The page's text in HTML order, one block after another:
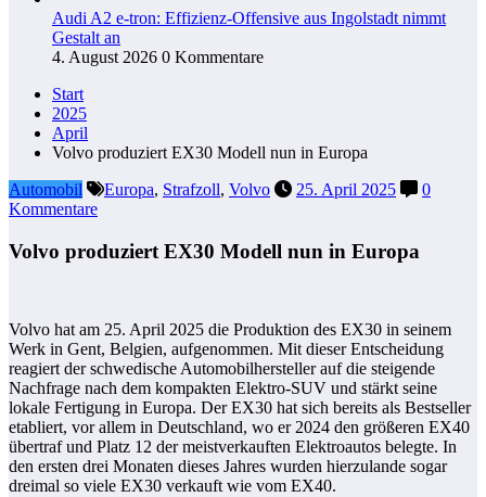
Audi A2 e-tron: Effizienz-Offensive aus Ingolstadt nimmt
Gestalt an
4. August 2026 0 Kommentare
Start
2025
April
Volvo produziert EX30 Modell nun in Europa
Automobil
Europa, Strafzoll, Volvo 25. April 2025
0
Kommentare
Volvo produziert EX30 Modell nun in Europa
Volvo hat am 25. April 2025 die Produktion des EX30 in seinem
Werk in Gent, Belgien, aufgenommen. Mit dieser Entscheidung
reagiert der schwedische Automobilhersteller auf die steigende
Nachfrage nach dem kompakten Elektro-SUV und stärkt seine
lokale Fertigung in Europa. Der EX30 hat sich bereits als Bestseller
etabliert, vor allem in Deutschland, wo er 2024 den größeren EX40
übertraf und Platz 12 der meistverkauften Elektroautos belegte. In
den ersten drei Monaten dieses Jahres wurden hierzulande sogar
dreimal so viele EX30 verkauft wie vom EX40.